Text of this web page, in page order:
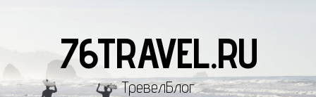
76TRAVEL.RU
ТревелБлог